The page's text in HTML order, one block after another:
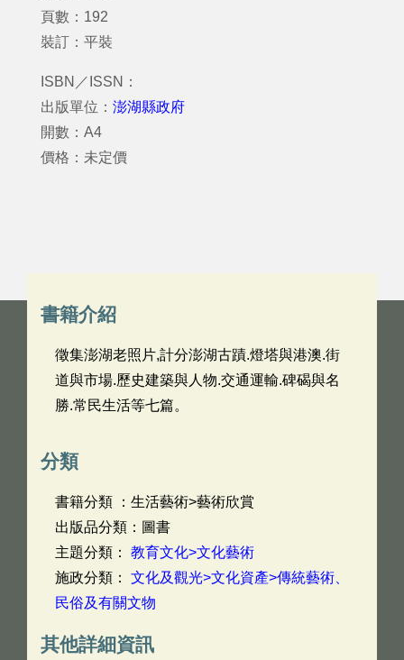
頁數：192
裝訂：平裝
ISBN／ISSN：
出版單位： 澎湖縣政府
開數：A4
價格：未定價
書籍介紹
徵集澎湖老照片,計分澎湖古蹟.燈塔與港澳.街
道與市場.歷史建築與人物.交通運輸.碑碣與名
勝.常民生活等七篇。
分類
書籍分類 ：生活藝術>藝術欣賞
出版品分類：圖書
主題分類： 教育文化>文化藝術
施政分類： 文化及觀光>文化資產>傳統藝術、
民俗及有關文物
其他詳細資訊